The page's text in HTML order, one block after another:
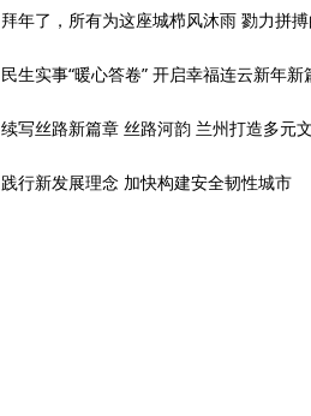
拜年了，所有为这座城栉风沐雨 勠力拼搏
民生实事“暖心答卷” 开启幸福连云新年新
续写丝路新篇章 丝路河韵 兰州打造多元
践行新发展理念 加快构建安全韧性城市